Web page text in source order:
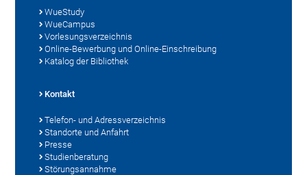
WueStudy
WueCampus
Vorlesungsverzeichnis
Online-Bewerbung und Online-Einschreibung
Katalog der Bibliothek
Kontakt
Telefon- und Adressverzeichnis
Standorte und Anfahrt
Presse
Studienberatung
Störungsannahme